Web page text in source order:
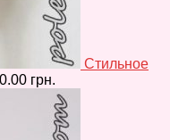
Стильное
грн.